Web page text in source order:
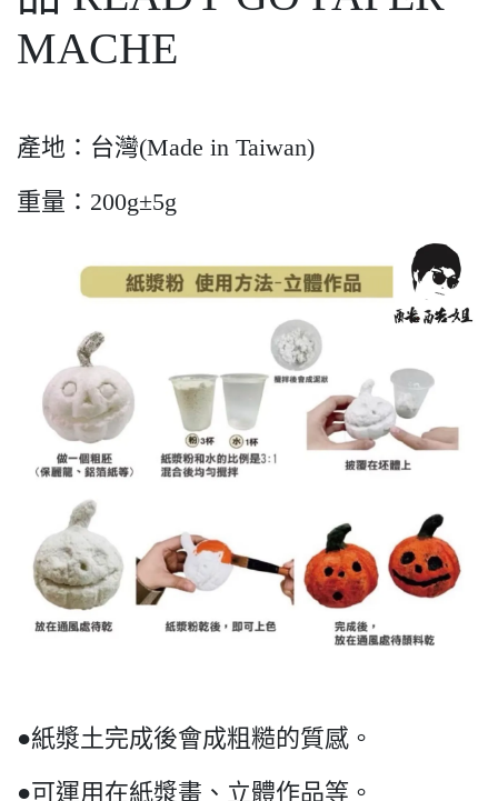
MACHE
產地：台灣(Made in Taiwan)
重量：200g±5g
●紙漿土完成後會成粗糙的質感。
●可運用在紙漿畫、立體作品等。